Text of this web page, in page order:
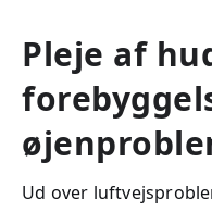
Pleje af
Ud over